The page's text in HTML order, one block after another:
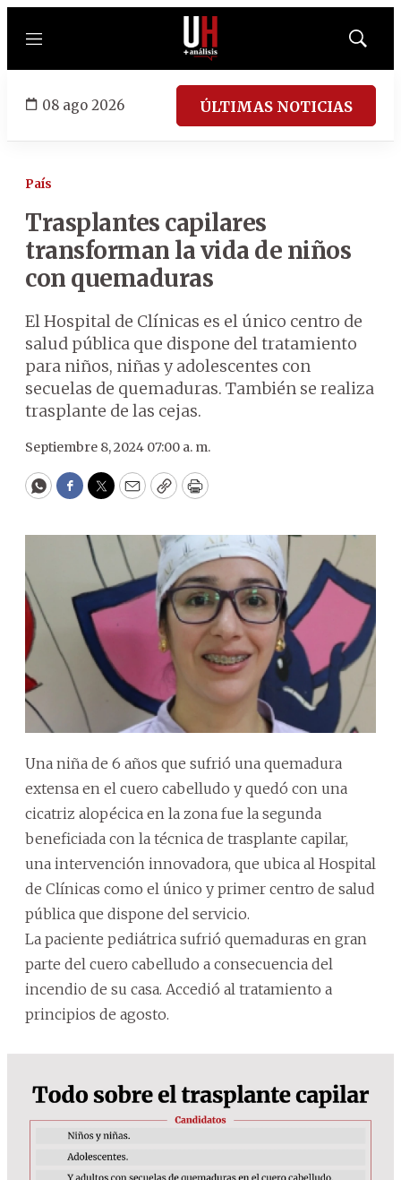
Menú
Mostrar
08 ago 2026 ÚLTIMAS NOTICIAS
País
Trasplantes capilares
transforman la vida de niños
con quemaduras
El Hospital de Clínicas es el único centro de
salud pública que dispone del tratamiento
para niños, niñas y adolescentes con
secuelas de quemaduras. También se realiza
trasplante de las cejas.
Septiembre 8, 2024 07:00 a. m.
WhatsApp
Facebook
Twitter
EmailCopyPrint
Una niña de 6 años que sufrió una quemadura
extensa en el cuero cabelludo y quedó con una
cicatriz alopécica en la zona fue la segunda
beneficiada con la técnica de trasplante capilar,
una intervención innovadora, que ubica al Hospital
de Clínicas como el único y primer centro de salud
pública que dispone del servicio.
La paciente pediátrica sufrió quemaduras en gran
parte del cuero cabelludo a consecuencia del
incendio de su casa. Accedió al tratamiento a
principios de agosto.